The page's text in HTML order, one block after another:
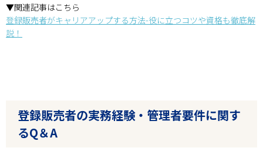
▼関連記事はこちら
登録販売者がキャリアアップする方法-役に立つコツや資格も徹底解
説！
登録販売者の実務経験・管理者要件に関す
るQ＆A